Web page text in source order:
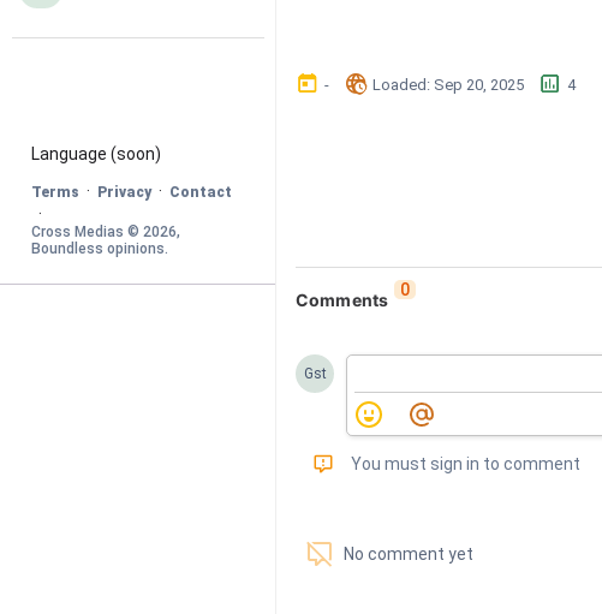
Language (soon)
Terms · Privacy · Contact
·
Cross Medias © 2026
Boundless opinions.
󰃶 - 󱉊 Loaded: Sep 20, 2025 󱕎 4
Comments 0
Gst
󰅾 You must sign in to comment
󱗢 No comment yet